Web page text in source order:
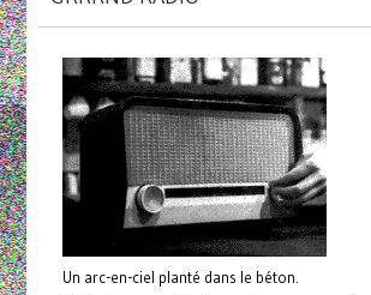
Un arc-en-ciel planté dans le béton.